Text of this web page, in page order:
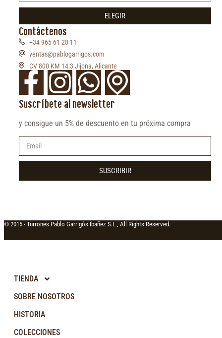
ELEGIR
Contáctenos
+34 965 61 28 11
ventas@pablogarrigos.com
CV 800 KM 14,3 Jijona, Alicante
Suscríbete al newsletter
y consigue un 5% de descuento en tu próxima compra
SUSCRIBIR
© 2015 - Turrones Pablo Garrigós Ibañez S.L., All Rights Reserved.
TIENDA
SOBRE NOSOTROS
HISTORIA
COLECCIONES